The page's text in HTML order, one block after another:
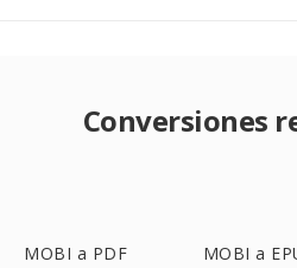
Conversiones
MOBI a PDF MOBI a